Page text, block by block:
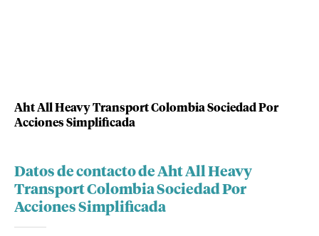
Aht All Heavy Transport Colombia Sociedad Por
Acciones Simplificada
Datos de contacto de Aht All Heavy
Transport Colombia Sociedad Por
Acciones Simplificada